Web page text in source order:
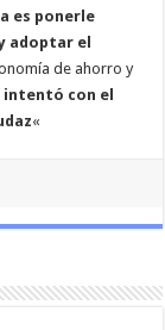
es ponerle
adoptar el
de ahorro y
intentó con el
«